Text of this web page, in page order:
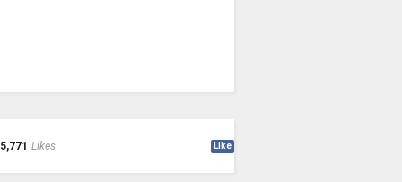
5,771 Likes Like